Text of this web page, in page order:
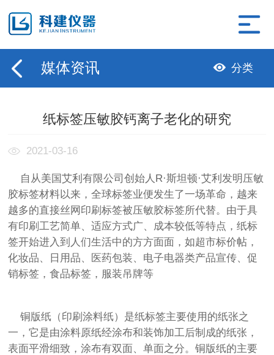
媒体资讯 分类
纸标签压敏胶钙离子老化的研究
2021-03-16
自从美国艾利有限公司创始人R·斯坦顿·艾利发明压敏
胶标签材料以来，全球标签业便发生了一场革命，越来
越多的直接丝网印刷标签被压敏胶标签所代替。由于具
有印刷工艺简单、适应方式广、成本较低等特点，纸标
签开始进入到人们生活中的方方面面，如超市标价帖，
化妆品、日用品、医药包装、电子电器类产品宣传、促
销标签，食品标签，服装吊牌等
铜版纸（印刷涂料纸）是纸标签主要使用的纸张之
一，它是由涂料原纸经涂布和装饰加工后制成的纸张，
表面平滑细致，涂布有双面、单面之分。铜版纸的主要